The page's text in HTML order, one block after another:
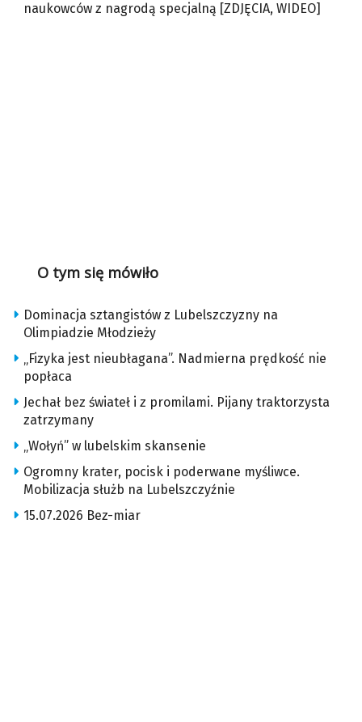
naukowców z nagrodą specjalną [ZDJĘCIA, WIDEO]
O tym się mówiło
Dominacja sztangistów z Lubelszczyzny na
Olimpiadzie Młodzieży
„Fizyka jest nieubłagana”. Nadmierna prędkość nie
popłaca
Jechał bez świateł i z promilami. Pijany traktorzysta
zatrzymany
„Wołyń” w lubelskim skansenie
Ogromny krater, pocisk i poderwane myśliwce.
Mobilizacja służb na Lubelszczyźnie
15.07.2026 Bez-miar